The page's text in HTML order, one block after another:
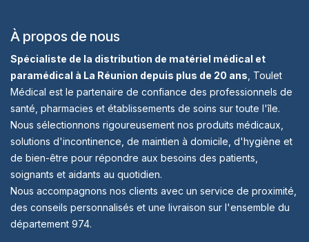
À propos de nous
Spécialiste de la distribution de matériel médical et
paramédical à La Réunion depuis plus de 20 ans , Toulet
Médical est le partenaire de confiance des professionnels de
santé, pharmacies et établissements de soins sur toute l'île.
Nous sélectionnons rigoureusement nos produits médicaux,
solutions d'incontinence, de maintien à domicile, d'hygiène et
de bien-être pour répondre aux besoins des patients,
soignants et aidants au quotidien.
Nous accompagnons nos clients avec un service de proximité,
des conseils personnalisés et une livraison sur l'ensemble du
département 974.